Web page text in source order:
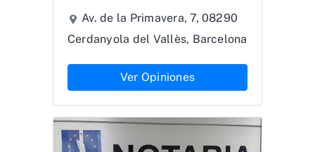
Av. de la Primavera, 7, 08290
Cerdanyola del Vallès, Barcelona
Ver Opiniones